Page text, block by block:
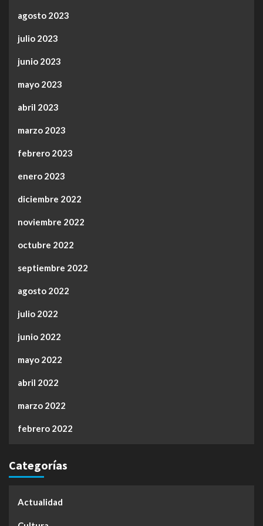
agosto 2023
julio 2023
junio 2023
mayo 2023
abril 2023
marzo 2023
febrero 2023
enero 2023
diciembre 2022
noviembre 2022
octubre 2022
septiembre 2022
agosto 2022
julio 2022
junio 2022
mayo 2022
abril 2022
marzo 2022
febrero 2022
Categorías
Actualidad